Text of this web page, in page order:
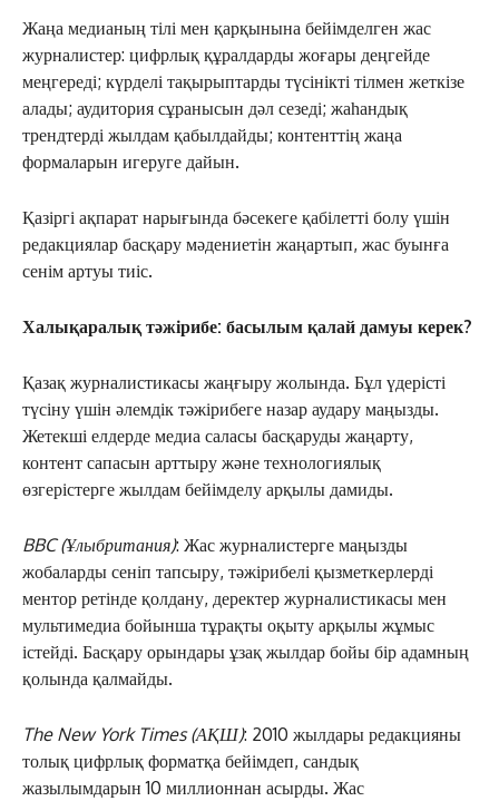
ЖАҢАЛЫҚТАР
Жаңа медианың тілі мен қарқынына бейімделген жас
журналистер: цифрлық құралдарды жоғары деңгейде
меңгереді; күрделі тақырыптарды түсінікті тілмен жеткізе
алады; аудитория сұранысын дәл сезеді; жаһандық
трендтерді жылдам қабылдайды; контенттің жаңа
формаларын игеруге дайын.
Қазіргі ақпарат нарығында бәсекеге қабілетті болу үшін
редакциялар басқару мәдениетін жаңартып, жас буынға
сенім артуы тиіс.
Халықаралық тәжірибе: басылым қалай дамуы керек?
Қазақ журналистикасы жаңғыру жолында. Бұл үдерісті
түсіну үшін әлемдік тәжірибеге назар аудару маңызды.
Жетекші елдерде медиа саласы басқаруды жаңарту,
контент сапасын арттыру және технологиялық
өзгерістерге жылдам бейімделу арқылы дамиды.
BBC (Ұлыбритания): Жас журналистерге маңызды
жобаларды сеніп тапсыру, тәжірибелі қызметкерлерді
ментор ретінде қолдану, деректер журналистикасы мен
мультимедиа бойынша тұрақты оқыту арқылы жұмыс
істейді. Басқару орындары ұзақ жылдар бойы бір адамның
қолында қалмайды.
The New York Times (АҚШ): 2010 жылдары редакцияны
толық цифрлық форматқа бейімдеп, сандық
жазылымдарын 10 миллионнан асырды. Жас